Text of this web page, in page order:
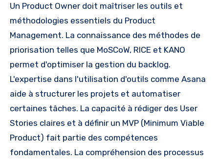
Un Product Owner doit maîtriser les outils et
méthodologies essentiels du Product
Management. La connaissance des méthodes de
priorisation telles que MoSCoW, RICE et KANO
permet d'optimiser la gestion du backlog.
L'expertise dans l'utilisation d'outils comme Asana
aide à structurer les projets et automatiser
certaines tâches. La capacité à rédiger des User
Stories claires et à définir un MVP (Minimum Viable
Product) fait partie des compétences
fondamentales. La compréhension des processus